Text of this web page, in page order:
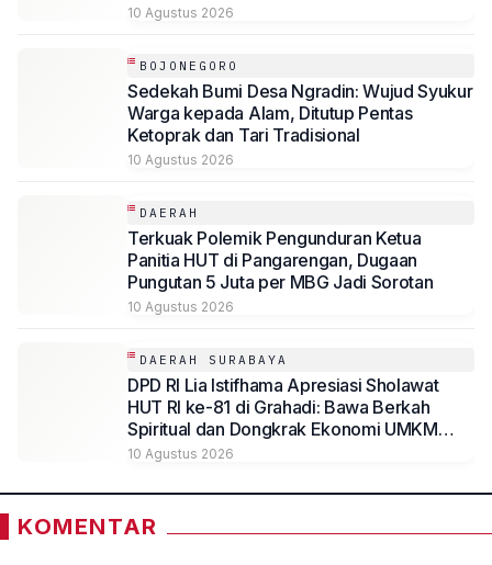
10 Agustus 2026
BOJONEGORO
Sedekah Bumi Desa Ngradin: Wujud Syukur
Warga kepada Alam, Ditutup Pentas
Ketoprak dan Tari Tradisional
10 Agustus 2026
DAERAH
Terkuak Polemik Pengunduran Ketua
Panitia HUT di Pangarengan, Dugaan
Pungutan 5 Juta per MBG Jadi Sorotan
10 Agustus 2026
DAERAH SURABAYA
DPD RI Lia Istifhama Apresiasi Sholawat
HUT RI ke-81 di Grahadi: Bawa Berkah
Spiritual dan Dongkrak Ekonomi UMKM
Jatim
10 Agustus 2026
KOMENTAR